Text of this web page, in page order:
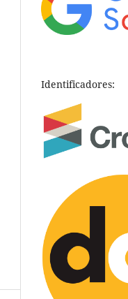
Identificadores: